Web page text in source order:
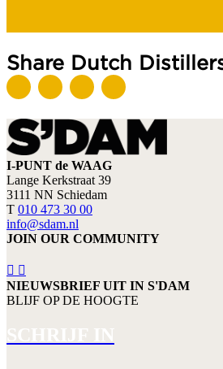
Share Dutch
I-PUNT de WAAG
Lange Kerkstraat 39
3111 NN Schiedam
T 010 473 30 00
info@sdam.nl
JOIN OUR COMMUNITY
NIEUWSBRIEF UIT IN S'DAM
BLIJF OP DE HOOGTE
SCHRIJF IN